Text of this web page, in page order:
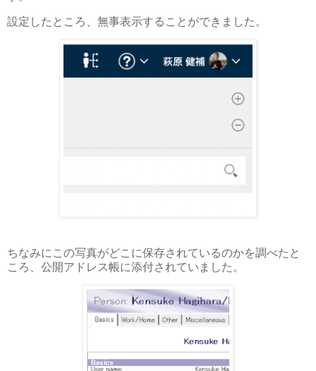
設定したところ、無事表示することができました。
ちなみにこの写真がどこに保存されているのかを調べたと
ころ、公開アドレス帳に添付されていました。